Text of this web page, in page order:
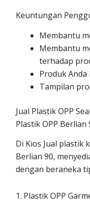
Keuntungan
Membantu
Membantu
terhadap
Produk
Tampilan
Jual Plastik OPP
Plastik OPP Berlian
Di Kios Jual plastik
Berlian 90,
dengan beraneka
1. Plastik OPP